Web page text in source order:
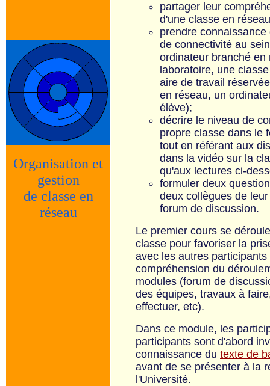
Organisation et
gestion
de classe en
réseau
partager leur
d'une classe en
prendre
de connectivité au
ordinateur branché
laboratoire, une
aire de travail
en réseau, un
élève);
décrire le niveau de
propre classe dans le
tout en référant aux
dans la vidéo sur la
qu'aux lectures ci-
formuler deux
deux collègues de
forum de discussion.
Le premier cours se
classe pour favoriser la
avec les autres
compréhension du
modules (forum de
des équipes, travaux à
effectuer, etc).
Dans ce module, les
participants sont d'abord
connaissance du texte de
avant de se présenter à la
l'Université.